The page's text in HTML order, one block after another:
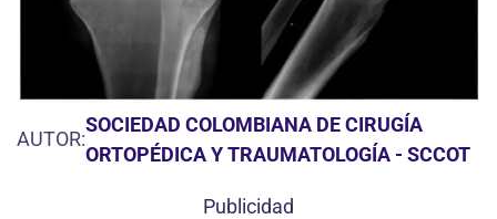
AUTOR:
SOCIEDAD COLOMBIANA DE CIRUGÍA
ORTOPÉDICA Y TRAUMATOLOGÍA - SCCOT
Publicidad